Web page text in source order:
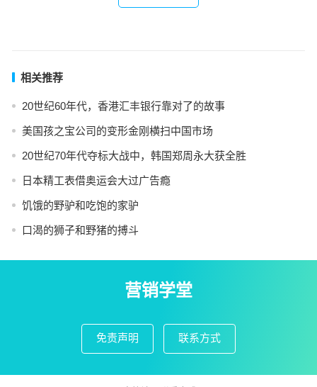
相关推荐
20世纪60年代，香港汇丰银行靠对了的故事
美国孩之宝公司的变形金刚横扫中国市场
20世纪70年代夺标大战中，韩国郑周永大获全胜
日本精工表借奥运会大过广告瘾
饥饿的野驴和吃饱的家驴
口渴的狮子和野猪的搏斗
营销学堂
免责声明 联系方式